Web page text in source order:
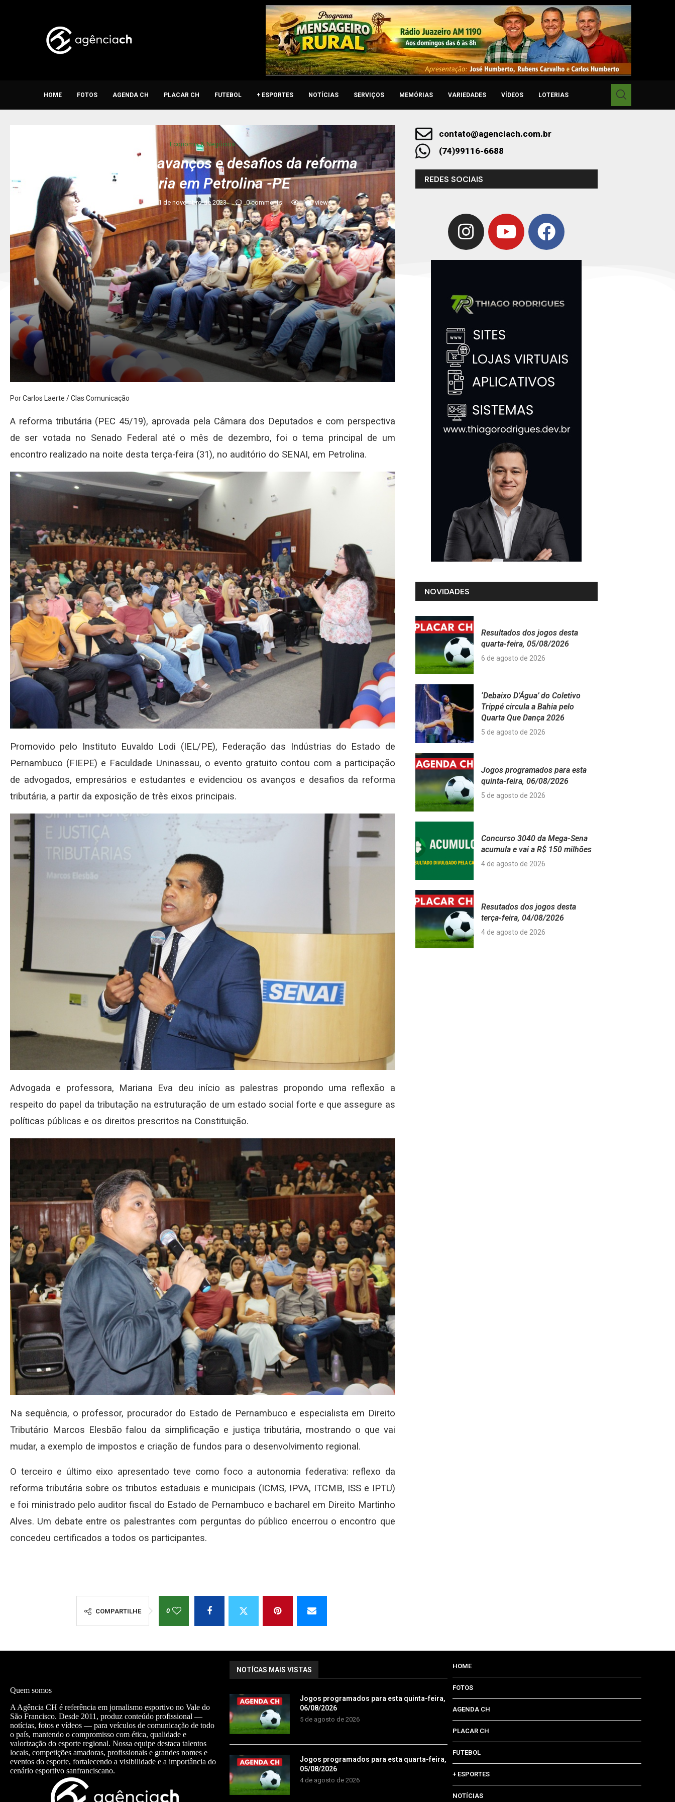
HOME FOTOS AGENDA CH PLACAR CH FUTEBOL + ESPORTES NOTÍCIAS SERVIÇOS MEMÓRIAS VARIEDADES VÍDEOS LOTERIAS
Economia & Negócios
Encontro debate avanços e desafios da reforma
tributária em Petrolina -PE
Redação 1 de novembro de 2023 0 comments 190views
Por Carlos Laerte / Clas Comunicação
A reforma tributária (PEC 45/19), aprovada pela Câmara dos Deputados e com perspectiva
de ser votada no Senado Federal até o mês de dezembro, foi o tema principal de um
encontro realizado na noite desta terça-feira (31), no auditório do SENAI, em Petrolina.
Promovido pelo Instituto Euvaldo Lodi (IEL/PE), Federação das Indústrias do Estado de
Pernambuco (FIEPE) e Faculdade Uninassau, o evento gratuito contou com a participação
de advogados, empresários e estudantes e evidenciou os avanços e desafios da reforma
tributária, a partir da exposição de três eixos principais.
Advogada e professora, Mariana Eva deu início as palestras propondo uma reflexão a
respeito do papel da tributação na estruturação de um estado social forte e que assegure as
políticas públicas e os direitos prescritos na Constituição.
Na sequência, o professor, procurador do Estado de Pernambuco e especialista em Direito
Tributário Marcos Elesbão falou da simplificação e justiça tributária, mostrando o que vai
mudar, a exemplo de impostos e criação de fundos para o desenvolvimento regional.
O terceiro e último eixo apresentado teve como foco a autonomia federativa: reflexo da
reforma tributária sobre os tributos estaduais e municipais (ICMS, IPVA, ITCMB, ISS e IPTU)
e foi ministrado pelo auditor fiscal do Estado de Pernambuco e bacharel em Direito Martinho
Alves. Um debate entre os palestrantes com perguntas do público encerrou o encontro que
concedeu certificados a todos os participantes.
COMPARTILHE 0
contato@agenciach.com.br
(74)99116-6688
REDES SOCIAIS
NOVIDADES
Resultados dos jogos desta
quarta-feira, 05/08/2026
6 de agosto de 2026
‘Debaixo D’Água’ do Coletivo
Trippé circula a Bahia pelo
Quarta Que Dança 2026
5 de agosto de 2026
Jogos programados para esta
quinta-feira, 06/08/2026
5 de agosto de 2026
Concurso 3040 da Mega-Sena
acumula e vai a R$ 150 milhões
4 de agosto de 2026
Resutados dos jogos desta
terça-feira, 04/08/2026
4 de agosto de 2026
Quem somos
A Agência CH é referência em jornalismo esportivo no Vale do
São Francisco. Desde 2011, produz conteúdo profissional —
notícias, fotos e vídeos — para veículos de comunicação de todo
o país, mantendo o compromisso com ética, qualidade e
valorização do esporte regional. Nossa equipe destaca talentos
locais, competições amadoras, profissionais e grandes nomes e
eventos do esporte, fortalecendo a visibilidade e a importância do
cenário esportivo sanfranciscano.
NOTÍCAS MAIS VISTAS
Jogos programados para esta quinta-feira,
06/08/2026
5 de agosto de 2026
Jogos programados para esta quarta-feira,
05/08/2026
4 de agosto de 2026
HOME
FOTOS
AGENDA CH
PLACAR CH
FUTEBOL
+ ESPORTES
NOTÍCIAS